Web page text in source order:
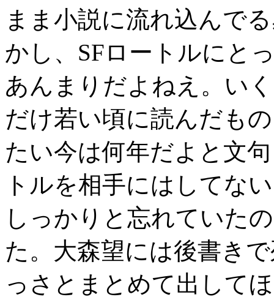
まま小説に流れ込んで
かし、SFロートルにと
あんまりだよねえ。い
だけ若い頃に読んだも
たい今は何年だよと文
トルを相手にはしてな
しっかりと忘れていた
た。大森望には後書き
っさとまとめて出して